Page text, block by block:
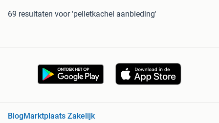
69 resultaten voor 'pelletkachel aanbieding'
Blog Marktplaats Zakelijk